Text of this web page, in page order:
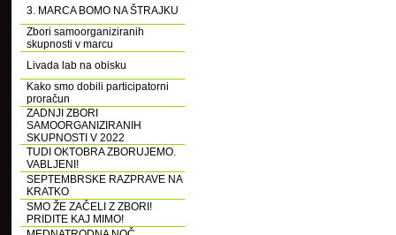
3. MARCA BOMO NA ŠTRAJKU
Zbori samoorganiziranih
skupnosti v marcu
Livada lab na obisku
Kako smo dobili participatorni
proračun
ZADNJI ZBORI
SAMOORGANIZIRANIH
SKUPNOSTI V 2022
TUDI OKTOBRA ZBORUJEMO.
VABLJENI!
SEPTEMBRSKE RAZPRAVE NA
KRATKO
SMO ŽE ZAČELI Z ZBORI!
PRIDITE KAJ MIMO!